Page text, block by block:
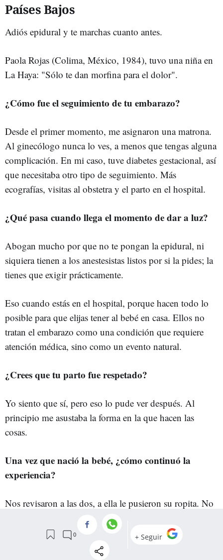
Países Bajos
Adiós epidural y te marchas cuanto antes.
Paola Rojas (Colima, México, 1984), tuvo una niña en
La Haya: "Sólo te dan morfina para el dolor".
¿Cómo fue el seguimiento de tu embarazo?
Desde el primer momento, me asignaron una matrona.
Al ginecólogo nunca lo ves, a menos que tengas alguna
complicación. En mi caso, tuve diabetes gestacional, así
que necesitaba otro tipo de seguimiento. Más
ecografías, visitas al obstetra y el parto en el hospital.
¿Qué pasa cuando llega el momento de dar a luz?
Abogan mucho por que no te pongan la epidural, ni
siquiera tienen a los anestesistas listos por si la pides; la
tienes que exigir prácticamente.
Eso cuando estás en el hospital, porque hacen todo lo
posible para que elijas tener al bebé en casa. Ellos no
tratan el embarazo como una condición que requiere
atención médica, sino como un evento natural.
¿Crees que tu parto fue respetado?
Yo siento que sí, pero eso lo pude ver después. Al
principio me asustaba la forma en la que hacen las
cosas.
Una vez que nació la bebé, ¿cómo continuó la
experiencia?
Nos revisaron a las dos, a ella le pusieron su ropita. No
habían pasado ni dos horas cuando nos dijeron que ya
nos podíamos ir. Era casi media noche en pleno